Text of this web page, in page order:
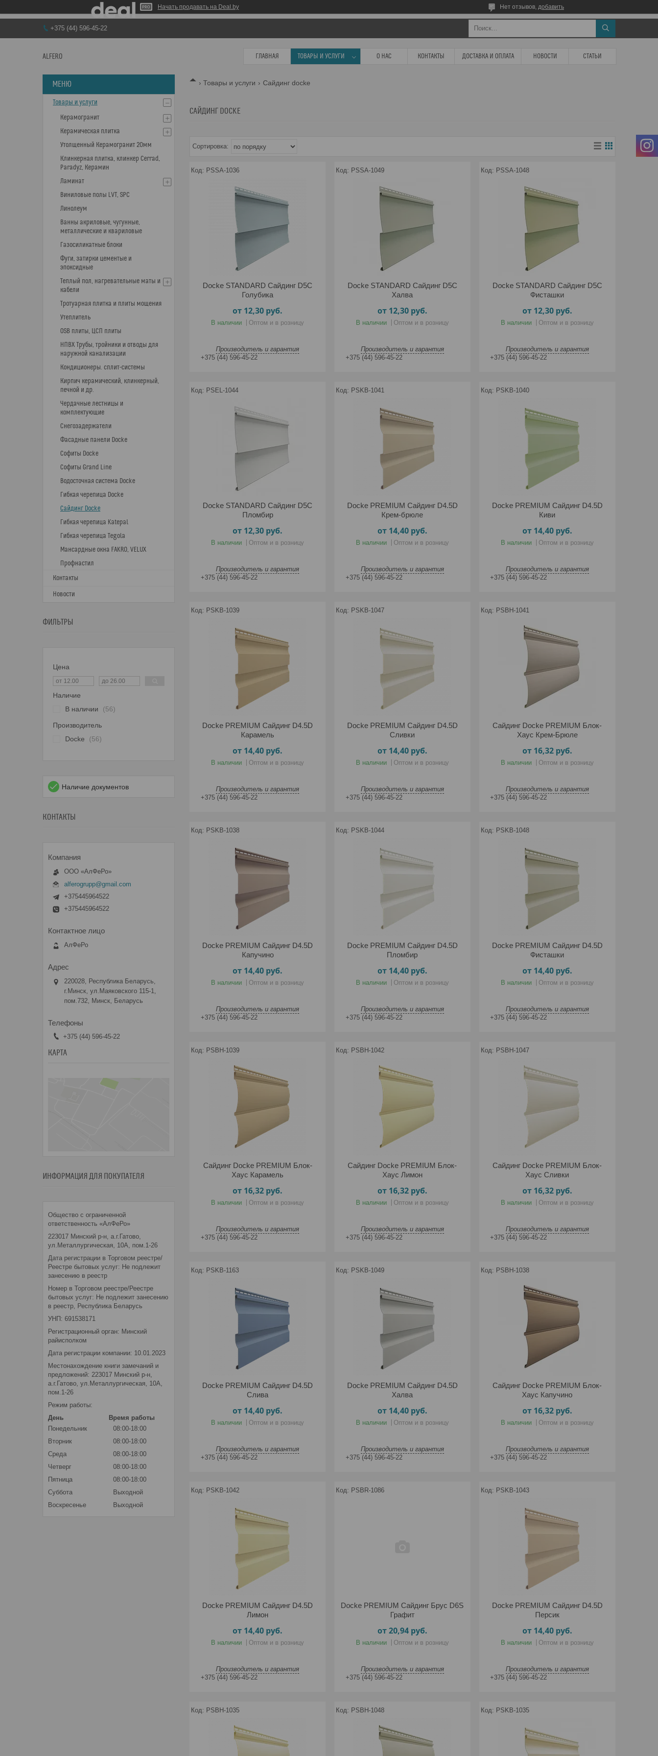
Начать продавать на Deal.by Нет отзывов, добавить
+375 (44) 596-45-22
ALFERO ГЛАВНАЯ ТОВАРЫ И УСЛУГИ О НАС КОНТАКТЫ ДОСТАВКА И ОПЛАТА НОВОСТИ СТАТЬИ
Товары и услуги Сайдинг docke
САЙДИНГ DOCKE
PSSA-1036
Docke STANDARD Сайдинг D5C
Голубика
от 12,30 руб.
В наличии Оптом и в розницу
Производитель и гарантия
+375 (44) 596-45-22
PSSA-1049
Docke STANDARD Сайдинг D5C
Халва
от 12,30 руб.
В наличии Оптом и в розницу
Производитель и гарантия
+375 (44) 596-45-22
PSSA-1048
Docke STANDARD Сайдинг D5C
Фисташки
от 12,30 руб.
В наличии Оптом и в розницу
Производитель и гарантия
+375 (44) 596-45-22
PSEL-1044
Docke STANDARD Сайдинг D5C
Пломбир
от 12,30 руб.
В наличии Оптом и в розницу
Производитель и гарантия
+375 (44) 596-45-22
PSKB-1041
Docke PREMIUM Сайдинг D4.5D
Крем-брюле
от 14,40 руб.
В наличии Оптом и в розницу
Производитель и гарантия
+375 (44) 596-45-22
PSKB-1040
Docke PREMIUM Сайдинг D4.5D
Киви
от 14,40 руб.
В наличии Оптом и в розницу
Производитель и гарантия
+375 (44) 596-45-22
PSKB-1039
Docke PREMIUM Сайдинг D4.5D
Карамель
от 14,40 руб.
В наличии Оптом и в розницу
Производитель и гарантия
+375 (44) 596-45-22
PSKB-1047
Docke PREMIUM Сайдинг D4.5D
Сливки
от 14,40 руб.
В наличии Оптом и в розницу
Производитель и гарантия
+375 (44) 596-45-22
PSBH-1041
Сайдинг Docke PREMIUM Блок-
Хаус Крем-Брюле
от 16,32 руб.
В наличии Оптом и в розницу
Производитель и гарантия
+375 (44) 596-45-22
PSKB-1038
Docke PREMIUM Сайдинг D4.5D
Капучино
от 14,40 руб.
В наличии Оптом и в розницу
Производитель и гарантия
+375 (44) 596-45-22
PSKB-1044
Docke PREMIUM Сайдинг D4.5D
Пломбир
от 14,40 руб.
В наличии Оптом и в розницу
Производитель и гарантия
+375 (44) 596-45-22
PSKB-1048
Docke PREMIUM Сайдинг D4.5D
Фисташки
от 14,40 руб.
В наличии Оптом и в розницу
Производитель и гарантия
+375 (44) 596-45-22
PSBH-1039
Сайдинг Docke PREMIUM Блок-
Хаус Карамель
от 16,32 руб.
В наличии Оптом и в розницу
Производитель и гарантия
+375 (44) 596-45-22
PSBH-1042
Сайдинг Docke PREMIUM Блок-
Хаус Лимон
от 16,32 руб.
В наличии Оптом и в розницу
Производитель и гарантия
+375 (44) 596-45-22
PSBH-1047
Сайдинг Docke PREMIUM Блок-
Хаус Сливки
от 16,32 руб.
В наличии Оптом и в розницу
Производитель и гарантия
+375 (44) 596-45-22
PSKB-1163
Docke PREMIUM Сайдинг D4.5D
Слива
от 14,40 руб.
В наличии Оптом и в розницу
Производитель и гарантия
+375 (44) 596-45-22
PSKB-1049
Docke PREMIUM Сайдинг D4.5D
Халва
от 14,40 руб.
В наличии Оптом и в розницу
Производитель и гарантия
+375 (44) 596-45-22
PSBH-1038
Сайдинг Docke PREMIUM Блок-
Хаус Капучино
от 16,32 руб.
В наличии Оптом и в розницу
Производитель и гарантия
+375 (44) 596-45-22
PSKB-1042
Docke PREMIUM Сайдинг D4.5D
Лимон
от 14,40 руб.
В наличии Оптом и в розницу
Производитель и гарантия
+375 (44) 596-45-22
PSBR-1086
Docke PREMIUM Сайдинг Брус D6S
Графит
от 20,94 руб.
В наличии Оптом и в розницу
Производитель и гарантия
+375 (44) 596-45-22
PSKB-1043
Docke PREMIUM Сайдинг D4.5D
Персик
от 14,40 руб.
В наличии Оптом и в розницу
Производитель и гарантия
+375 (44) 596-45-22
PSBH-1035 PSBH-1048 PSKB-1035
Товары и услуги
Керамогранит
Керамическая плитка
Утолщенный Керамогранит 20мм
Клинкерная плитка, клинкер Cerrad,
Paradyz, Керамин
Ламинат
Виниловые полы LVT, SPC
Линолеум
Ванны акриловые, чугунные,
металлические и квариловые
Газосиликатные блоки
Фуги, затирки цементые и
эпоксидные
Теплый пол, нагревательные маты и
кабели
Тротуарная плитка и плиты мощения
Утеплитель
OSB плиты, ЦСП плиты
НПВХ Трубы, тройники и отводы для
наружной канализации
Кондиционеры. сплит-системы
Кирпич керамический, клинкерный,
печной и др.
Чердачные лестницы и
комплектующие
Снегозадержатели
Фасадные панели Docke
Софиты Docke
Софиты Grand Line
Водосточная система Docke
Гибкая черепица Docke
Сайдинг Docke
Гибкая черепица Katepal
Гибкая черепица Tegola
Мансардные окна FAKRO, VELUX
Профнастил
Контакты
Новости
ФИЛЬТРЫ
Цена
Наличие
В наличии
56
Производитель
Docke
56
Наличие документов
КОНТАКТЫ
ООО «АлФеРо»
alferogrupp@gmail.com
+375445964522
+375445964522
АлФеРо
220028, Республика Беларусь,
г.Минск, ул.Маяковского 115-1,
пом.732, Минск, Беларусь
+375 (44) 596-45-22
КАРТА
ИНФОРМАЦИЯ ДЛЯ ПОКУПАТЕЛЯ
Общество с ограниченной
ответственность «АлФеРо»
223017 Минский р-н, а.г.Гатово,
ул.Металлургическая, 10А, пом.1-26
Дата регистрации в Торговом реестре/
Реестре бытовых услуг: Не подлежит
занесению в реестр
Номер в Торговом реестре/Реестре
бытовых услуг: Не подлежит занесению
в реестр, Республика Беларусь
УНП: 691538171
Регистрационный орган: Минский
райисполком
Дата регистрации компании: 10.01.2023
Местонахождение книги замечаний и
предложений: 223017 Минский р-н,
а.г.Гатово, ул.Металлургическая, 10А,
пом.1-26
Режим работы:
День
Время работы
Понедельник
08:00-18:00
Вторник
08:00-18:00
Среда
08:00-18:00
Четверг
08:00-18:00
Пятница
08:00-18:00
Суббота
Выходной
Воскресенье
Выходной